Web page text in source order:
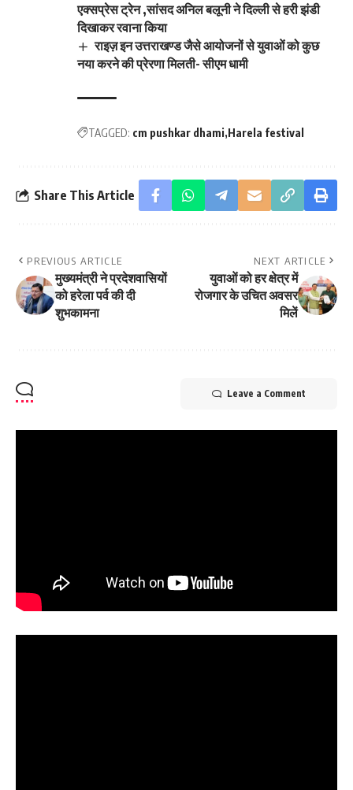
एक्सप्रेस ट्रेन ,सांसद अनिल बलूनी ने दिल्ली से हरी झंडी
दिखाकर रवाना किया
राइज़ इन उत्तराखण्ड जैसे आयोजनों से युवाओं को कुछ
नया करने की प्रेरणा मिलती- सीएम धामी
TAGGED: cm pushkar dhami Harela festival
Share This Article
PREVIOUS ARTICLE
मुख्यमंत्री ने प्रदेशवासियों
को हरेला पर्व की दी
शुभकामना
NEXT ARTICLE
युवाओं को हर क्षेत्र में
रोजगार के उचित अवसर
मिलें
Leave a Comment